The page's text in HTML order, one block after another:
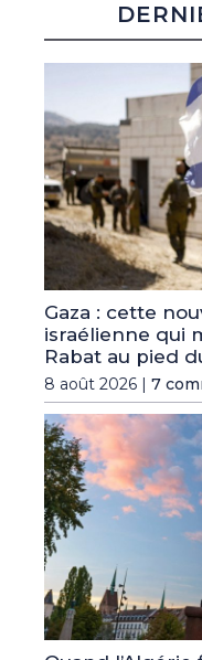
Gaza : cette
israélienne qui
Rabat au pied
8 août 2026 | 7